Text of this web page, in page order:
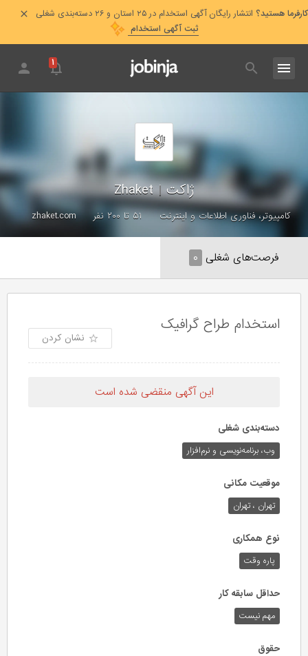
کارفرما هستید؟ انتشار رایگان آگهی استخدام در ۲۵ استان و ۲۶ دسته‌بندی شغلی
ثبت آگهی استخدام
۱
ژاکت|
Zhaket
کامپیوتر، فناوری اطلاعات و اینترنت ۵۱ تا ۲۰۰ نفر zhaket.com
فرصت‌های شغلی ۰
استخدام طراح گرافیک
نشان کردن
این آگهی منقضی شده است
دسته‌بندی شغلی
وب،‌ برنامه‌نویسی و نرم‌افزار
موقعیت مکانی
تهران ، تهران
نوع همکاری
پاره وقت
حداقل سابقه کار
مهم نیست
حقوق